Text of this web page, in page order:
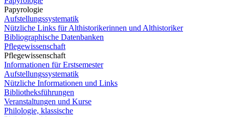
Papyrologie
Aufstellungssystematik
Nützliche Links für Althistorikerinnen und Althistoriker
Bibliographische Datenbanken
Pflegewissenschaft
Pflegewissenschaft
Informationen für Erstsemester
Aufstellungssystematik
Nützliche Informationen und Links
Bibliotheksführungen
Veranstaltungen und Kurse
Philologie, klassische